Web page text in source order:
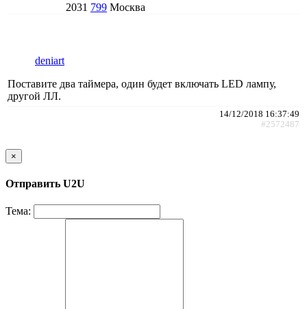
2031 799 Москва
deniart
Поставите два таймера, один будет включать LED лампу,
другой ЛЛ.
14/12/2018 16:37:49
#2572487
×
Отправить U2U
Тема: